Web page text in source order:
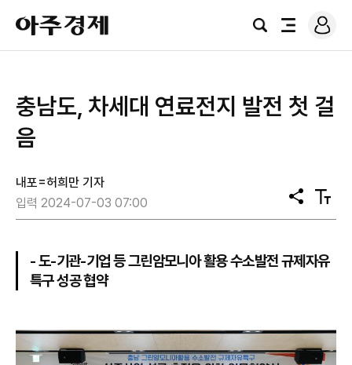
아
주
경
검
전
로
그
충남도, 차세대 연료전지 발전 첫 걸
음
내포=허희만 기자
입력 2024-07-03 07:00
공
유
텍
스
기
- 도-기관-기업 등 그린암모니아 활용 수소발전 규제자유
특구 성공 협약